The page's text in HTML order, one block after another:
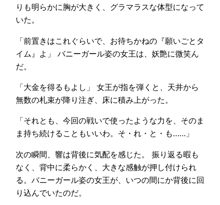
りも明らかに胸が大きく、グラマラスな体型になって
いた。
「前置きはこれぐらいで、お待ちかねの『願いごとタ
イム』よ」 バニーガール姿の女王は、妖艶に微笑ん
だ。
「大金を得るもよし」 女王が指を弾くと、天井から
無数の札束が降り注ぎ、床に積み上がった。
「それとも、今回の戦いで使ったような力を、そのま
ま持ち続けることもいいわ。そ・れ・と・も……」
次の瞬間、響は背後に気配を感じた。 振り返る暇も
なく、背中に柔らかく、大きな感触が押し付けられ
る。バニーガール姿の女王が、いつの間にか背後に回
り込んでいたのだ。